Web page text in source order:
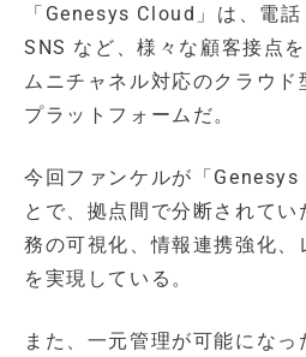
「Genesys Cloud」は、電
SNS など、様々な顧客接点
ムニチャネル対応のクラウ
プラットフォームだ。
今回ファンケルが「
とで、拠点間で分断されて
務の可視化、情報連携強化、
を実現している。
また、一元管理が可能にな